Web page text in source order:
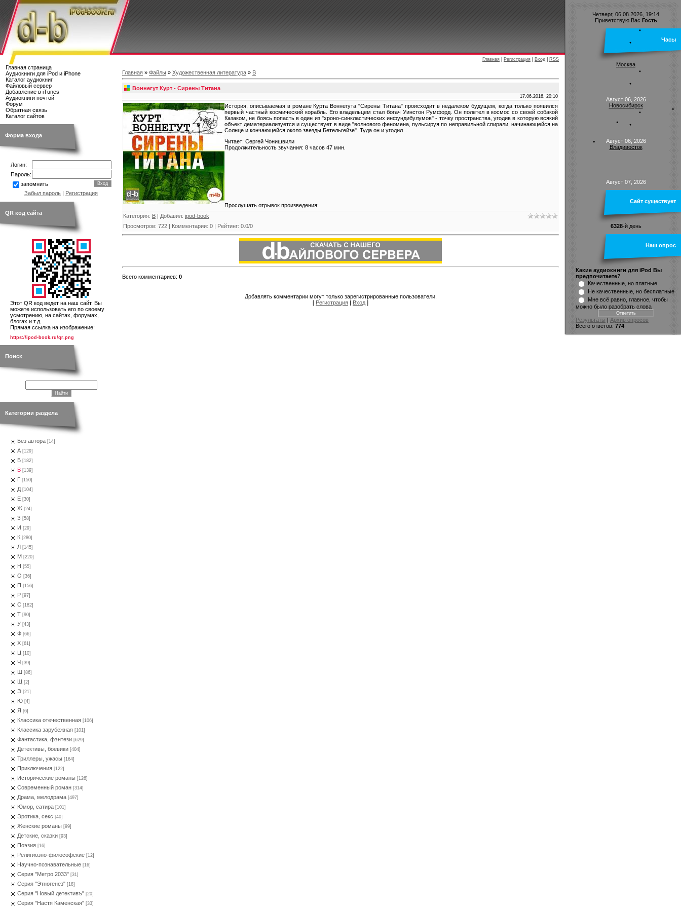
Главная Регистрация Вход RSS
Главная страница
Аудиокниги для iPod и iPhone
Каталог аудиокниг
Файловый сервер
Добавление в iTunes
Аудиокниги почтой
Форум
Обратная связь
Каталог сайтов
Форма входа
Логин:
Пароль:
запомнить
Забыл пароль | Регистрация
QR код сайта
Этот QR код ведет на наш сайт. Вы
можете использовать его по своему
усмотрению, на сайтах, форумах,
блогах и т.д.
Прямая ссылка на изображение:
https://ipod-book.ru/qr.png
Поиск
Категории раздела
Без автора [14]
А [129]
Б [182]
В [139]
Г [150]
Д [104]
Е [30]
Ж [24]
З [58]
И [29]
К [280]
Л [145]
М [220]
Н [55]
О [36]
П [156]
Р [97]
С [182]
Т [90]
У [43]
Ф [66]
Х [61]
Ц [10]
Ч [39]
Ш [86]
Щ [2]
Э [21]
Ю [4]
Я [6]
Классика отечественная [106]
Классика зарубежная [101]
Фантастика, фэнтези [629]
Детективы, боевики [404]
Триллеры, ужасы [164]
Приключения [122]
Исторические романы [126]
Современный роман [314]
Драма, мелодрама [497]
Юмор, сатира [101]
Эротика, секс [40]
Женские романы [99]
Детские, сказки [93]
Поэзия [16]
Религиозно-философские [12]
Научно-познавательные [16]
Серия "Метро 2033" [31]
Серия "Этногенез" [18]
Серия "Новый детективъ" [20]
Серия "Настя Каменская" [33]
Главная » Файлы » Художественная литература » В
Воннегут Курт - Сирены Титана
17.06.2016, 20:10
История, описываемая в романе Курта Воннегута "Сирены Титана" происходит в недалеком будущем, когда только появился
первый частный космический корабль. Его владельцем стал богач Уинстон Румфорд. Он полетел в космос со своей собакой
Казаком, не боясь попасть в один из "хроно-синкластических инфундибулумов" - точку пространства, угодив в которую всякий
объект дематериализуется и существует в виде "волнового феномена, пульсируя по неправильной спирали, начинающейся на
Солнце и кончающейся около звезды Бетельгейзе". Туда он и угодил...
Читает: Сергей Чонишвили
Продолжительность звучания: 8 часов 47 мин.
Прослушать отрывок произведения:
Категория: В | Добавил: ipod-book
Просмотров: 722 | Комментарии: 0 | Рейтинг: 0.0/0
Всего комментариев: 0
Добавлять комментарии могут только зарегистрированные пользователи.
[ Регистрация | Вход ]
Четверг, 06.08.2026, 19:14
Приветствую Вас Гость
Часы
Москва
Август 06, 2026
Новосибирск
Август 06, 2026
Владивосток
Август 07, 2026
Сайт существует
6328-й день
Наш опрос
Какие аудиокниги для iPod Вы
предпочитаете?
Качественные, но платные
Не качественные, но бесплатные
Мне всё равно, главное, чтобы
можно было разобрать слова
Результаты | Архив опросов
Всего ответов: 774